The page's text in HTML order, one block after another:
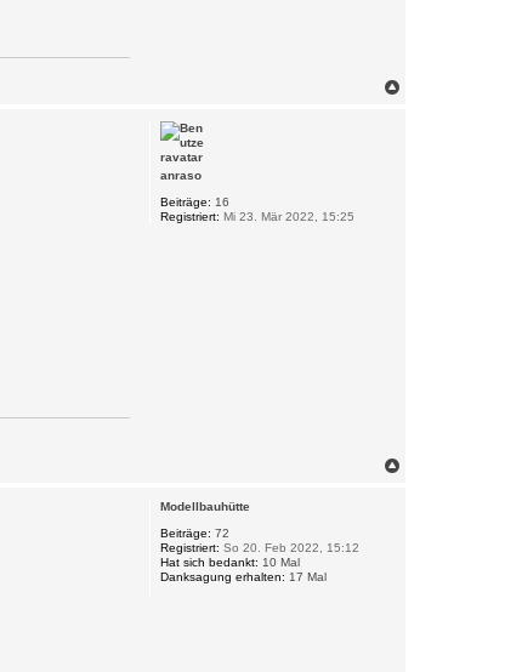
anraso
Beiträge: 16
Registriert: Mi 23. Mär 2022, 15:25
Modellbauhütte
Beiträge: 72
Registriert: So 20. Feb 2022, 15:12
Hat sich bedankt: 10 Mal
Danksagung erhalten: 17 Mal